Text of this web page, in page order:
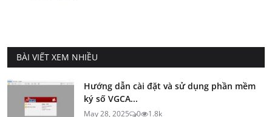
BÀI VIẾT XEM NHIỀU
Hướng dẫn cài đặt và sử dụng phần mềm
ký số VGCA...
May 28, 2025 0 1.8k